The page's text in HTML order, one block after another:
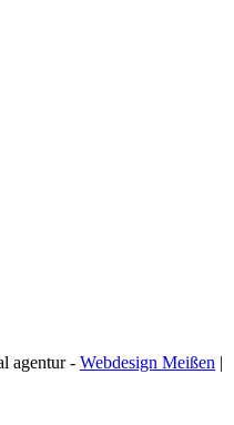
agentur - Webdesign Meißen |